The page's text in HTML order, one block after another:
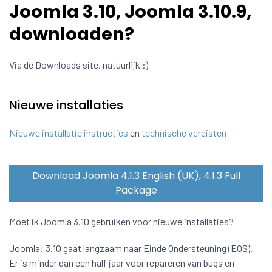
Joomla 3.10, Joomla 3.10.9,
downloaden?
Via de Downloads site, natuurlijk :)
Nieuwe installaties
Nieuwe installatie instructies en technische vereisten
Download Joomla 4.1.3 English (UK), 4.1.3 Full
Package
Moet ik Joomla 3.10 gebruiken voor nieuwe installaties?
Joomla! 3.10 gaat langzaam naar Einde Ondersteuning (EOS).
Er is minder dan een half jaar voor repareren van bugs en